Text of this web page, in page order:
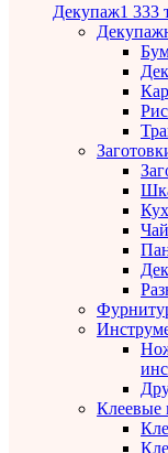
Декупаж1 333
Клеевые